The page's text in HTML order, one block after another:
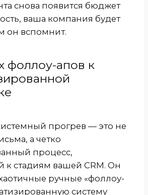
снова появится бюджет
ваша компания будет
он вспомнит.
фоллоу-апов к
прогрев — это не
а четко
процесс,
к стадиям вашей CRM. Он
ручные «фоллоу-
систему